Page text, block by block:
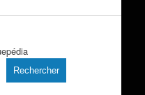
Rechercher